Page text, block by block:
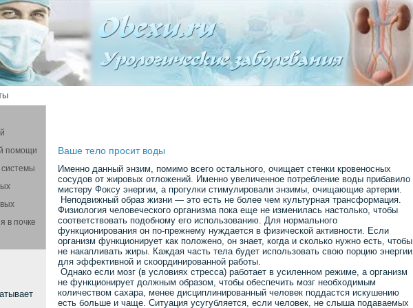
помощи
в почке
Ваше тело просит воды
Именно данный энзим, помимо всего остального, очищает стенки кровеносных
сосудов от жировых отложений. Именно увеличенное потребление воды прибавило
мистеру Фоксу энергии, а прогулки стимулировали энзимы, очищающие артерии.
Неподвижный образ жизни — это есть не более чем культурная трансформация.
Физиология человеческого организма пока еще не изменилась настолько, чтобы
соответствовать подобному его использованию. Для нормального
функционирования он по-прежнему нуждается в физической активности. Если
организм функционирует как положено, он знает, когда и сколько нужно есть, чтобы
не накапливать жиры. Каждая часть тела будет использовать свою порцию энергии
для эффективной и скоординированной работы.
Однако если мозг (в условиях стресса) работает в усиленном режиме, а организм
не функционирует должным образом, чтобы обеспечить мозг необходимым
количеством сахара, менее дисциплинированный человек поддастся искушению
есть больше и чаще. Ситуация усугубляется, если человек, не слыша подаваемых